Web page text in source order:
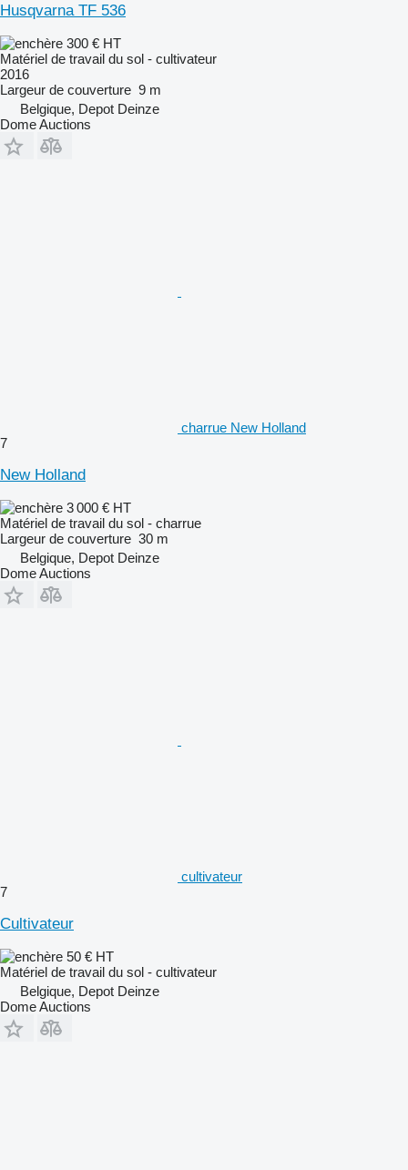
Husqvarna TF 536
300 € HT
Matériel de travail du sol - cultivateur
2016
Largeur de couverture 9 m
Belgique, Depot Deinze
Dome Auctions
charrue New Holland
7
New Holland
3 000 € HT
Matériel de travail du sol - charrue
Largeur de couverture 30 m
Belgique, Depot Deinze
Dome Auctions
cultivateur
7
Cultivateur
50 € HT
Matériel de travail du sol - cultivateur
Belgique, Depot Deinze
Dome Auctions